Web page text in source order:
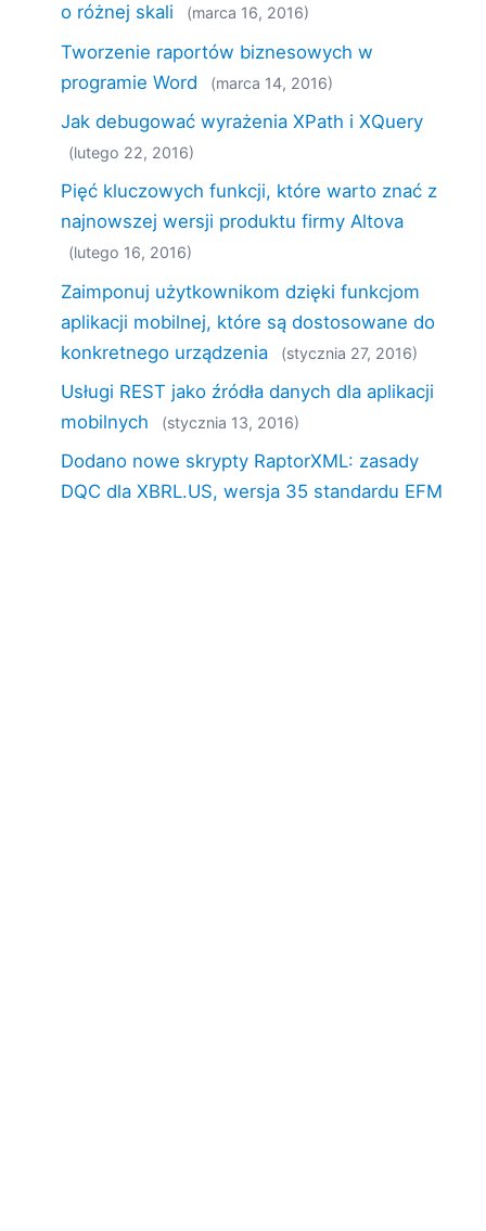
o różnej skali
(marca 16, 2016)
Tworzenie raportów biznesowych w
programie Word
(marca 14, 2016)
Jak debugować wyrażenia XPath i XQuery
(lutego 22, 2016)
Pięć kluczowych funkcji, które warto znać z
najnowszej wersji produktu firmy Altova
(lutego 16, 2016)
Zaimponuj użytkownikom dzięki funkcjom
aplikacji mobilnej, które są dostosowane do
konkretnego urządzenia
(stycznia 27, 2016)
Usługi REST jako źródła danych dla aplikacji
mobilnych
(stycznia 13, 2016)
Dodano nowe skrypty RaptorXML: zasady
DQC dla XBRL.US, wersja 35 standardu EFM